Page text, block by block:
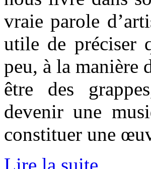
vraie parole
utile de préciser
peu, à la manière
être des
devenir une
constituer une